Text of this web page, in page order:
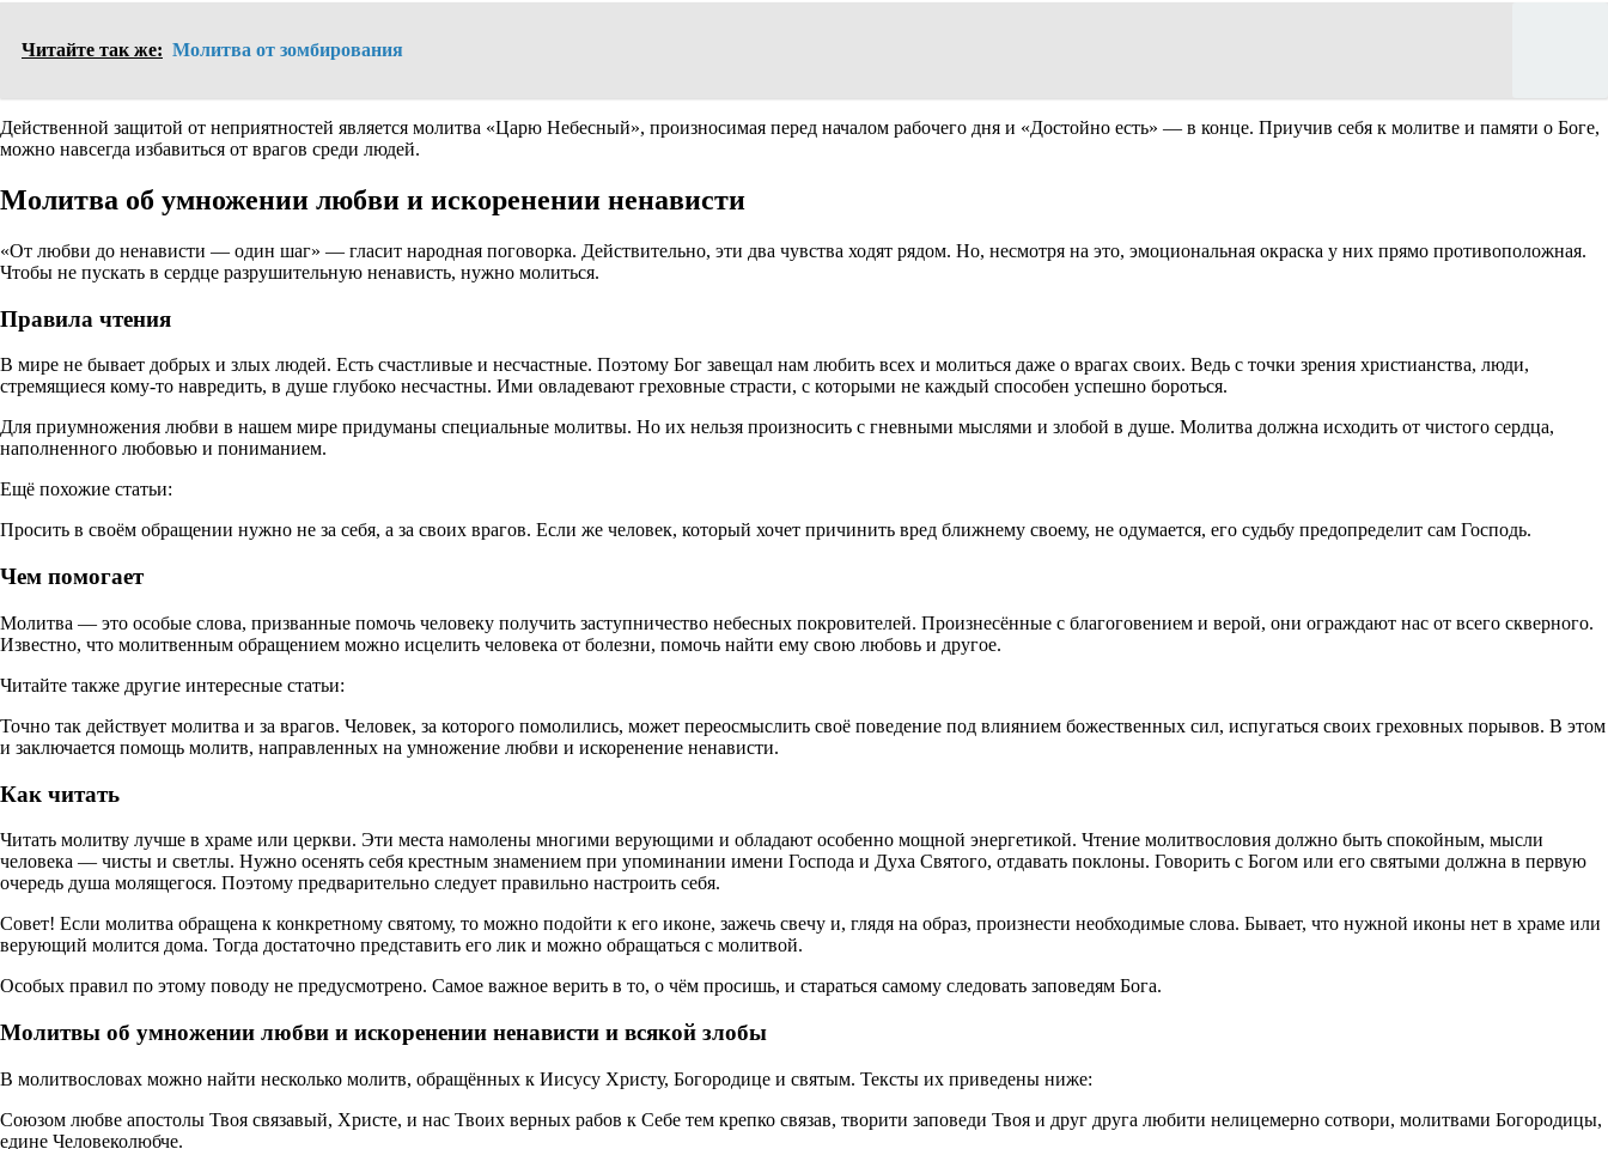
Читайте так же: Молитва от зомбирования
Действенной защитой от неприятностей является молитва «Царю Небесный», произносимая перед началом рабочего дня и «Достойно есть» — в конце. Приучив себя к молитве и памяти о Боге,
можно навсегда избавиться от врагов среди людей.
Молитва об умножении любви и искоренении ненависти
«От любви до ненависти — один шаг» — гласит народная поговорка. Действительно, эти два чувства ходят рядом. Но, несмотря на это, эмоциональная окраска у них прямо противоположная.
Чтобы не пускать в сердце разрушительную ненависть, нужно молиться.
Правила чтения
В мире не бывает добрых и злых людей. Есть счастливые и несчастные. Поэтому Бог завещал нам любить всех и молиться даже о врагах своих. Ведь с точки зрения христианства, люди,
стремящиеся кому-то навредить, в душе глубоко несчастны. Ими овладевают греховные страсти, с которыми не каждый способен успешно бороться.
Для приумножения любви в нашем мире придуманы специальные молитвы. Но их нельзя произносить с гневными мыслями и злобой в душе. Молитва должна исходить от чистого сердца,
наполненного любовью и пониманием.
Ещё похожие статьи:
Просить в своём обращении нужно не за себя, а за своих врагов. Если же человек, который хочет причинить вред ближнему своему, не одумается, его судьбу предопределит сам Господь.
Чем помогает
Молитва — это особые слова, призванные помочь человеку получить заступничество небесных покровителей. Произнесённые с благоговением и верой, они ограждают нас от всего скверного.
Известно, что молитвенным обращением можно исцелить человека от болезни, помочь найти ему свою любовь и другое.
Читайте также другие интересные статьи:
Точно так действует молитва и за врагов. Человек, за которого помолились, может переосмыслить своё поведение под влиянием божественных сил, испугаться своих греховных порывов. В этом
и заключается помощь молитв, направленных на умножение любви и искоренение ненависти.
Как читать
Читать молитву лучше в храме или церкви. Эти места намолены многими верующими и обладают особенно мощной энергетикой. Чтение молитвословия должно быть спокойным, мысли
человека — чисты и светлы. Нужно осенять себя крестным знамением при упоминании имени Господа и Духа Святого, отдавать поклоны. Говорить с Богом или его святыми должна в первую
очередь душа молящегося. Поэтому предварительно следует правильно настроить себя.
Совет! Если молитва обращена к конкретному святому, то можно подойти к его иконе, зажечь свечу и, глядя на образ, произнести необходимые слова. Бывает, что нужной иконы нет в храме или
верующий молится дома. Тогда достаточно представить его лик и можно обращаться с молитвой.
Особых правил по этому поводу не предусмотрено. Самое важное верить в то, о чём просишь, и стараться самому следовать заповедям Бога.
Молитвы об умножении любви и искоренении ненависти и всякой злобы
В молитвословах можно найти несколько молитв, обращённых к Иисусу Христу, Богородице и святым. Тексты их приведены ниже:
Союзом любве апостолы Твоя связавый, Христе, и нас Твоих верных рабов к Себе тем крепко связав, творити заповеди Твоя и друг друга любити нелицемерно сотвори, молитвами Богородицы,
едине Человеколюбче.